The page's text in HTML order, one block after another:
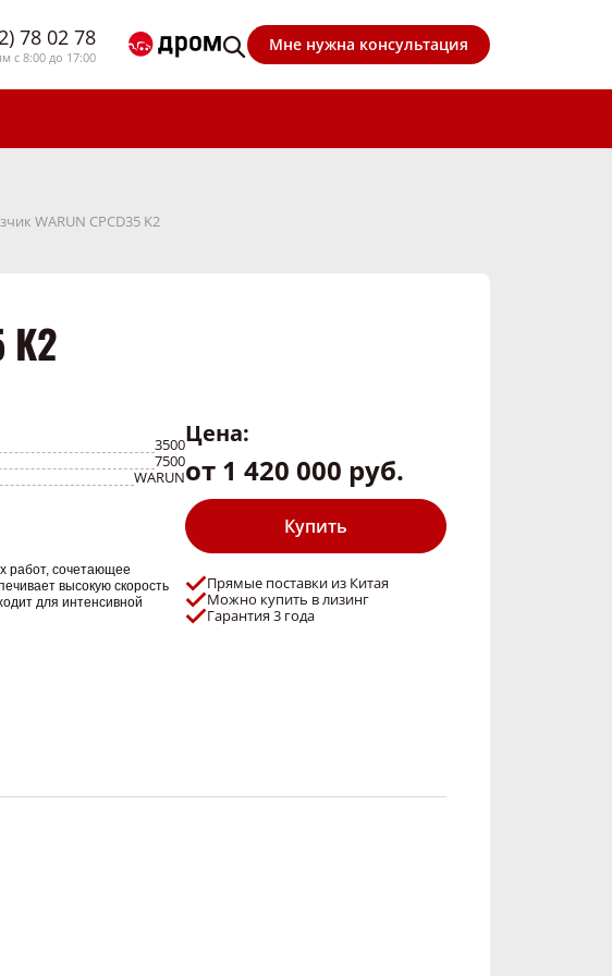
78 02 78
с 8:00 до 17:00
Мне нужна консультация
WARUN CPCD35 K2
3500
7500
WARUN
работ, сочетающее
высокую скорость
для интенсивной
Цена:
от 1 420 000 руб.
Купить
Прямые поставки из Китая
Можно купить в лизинг
Гарантия 3 года